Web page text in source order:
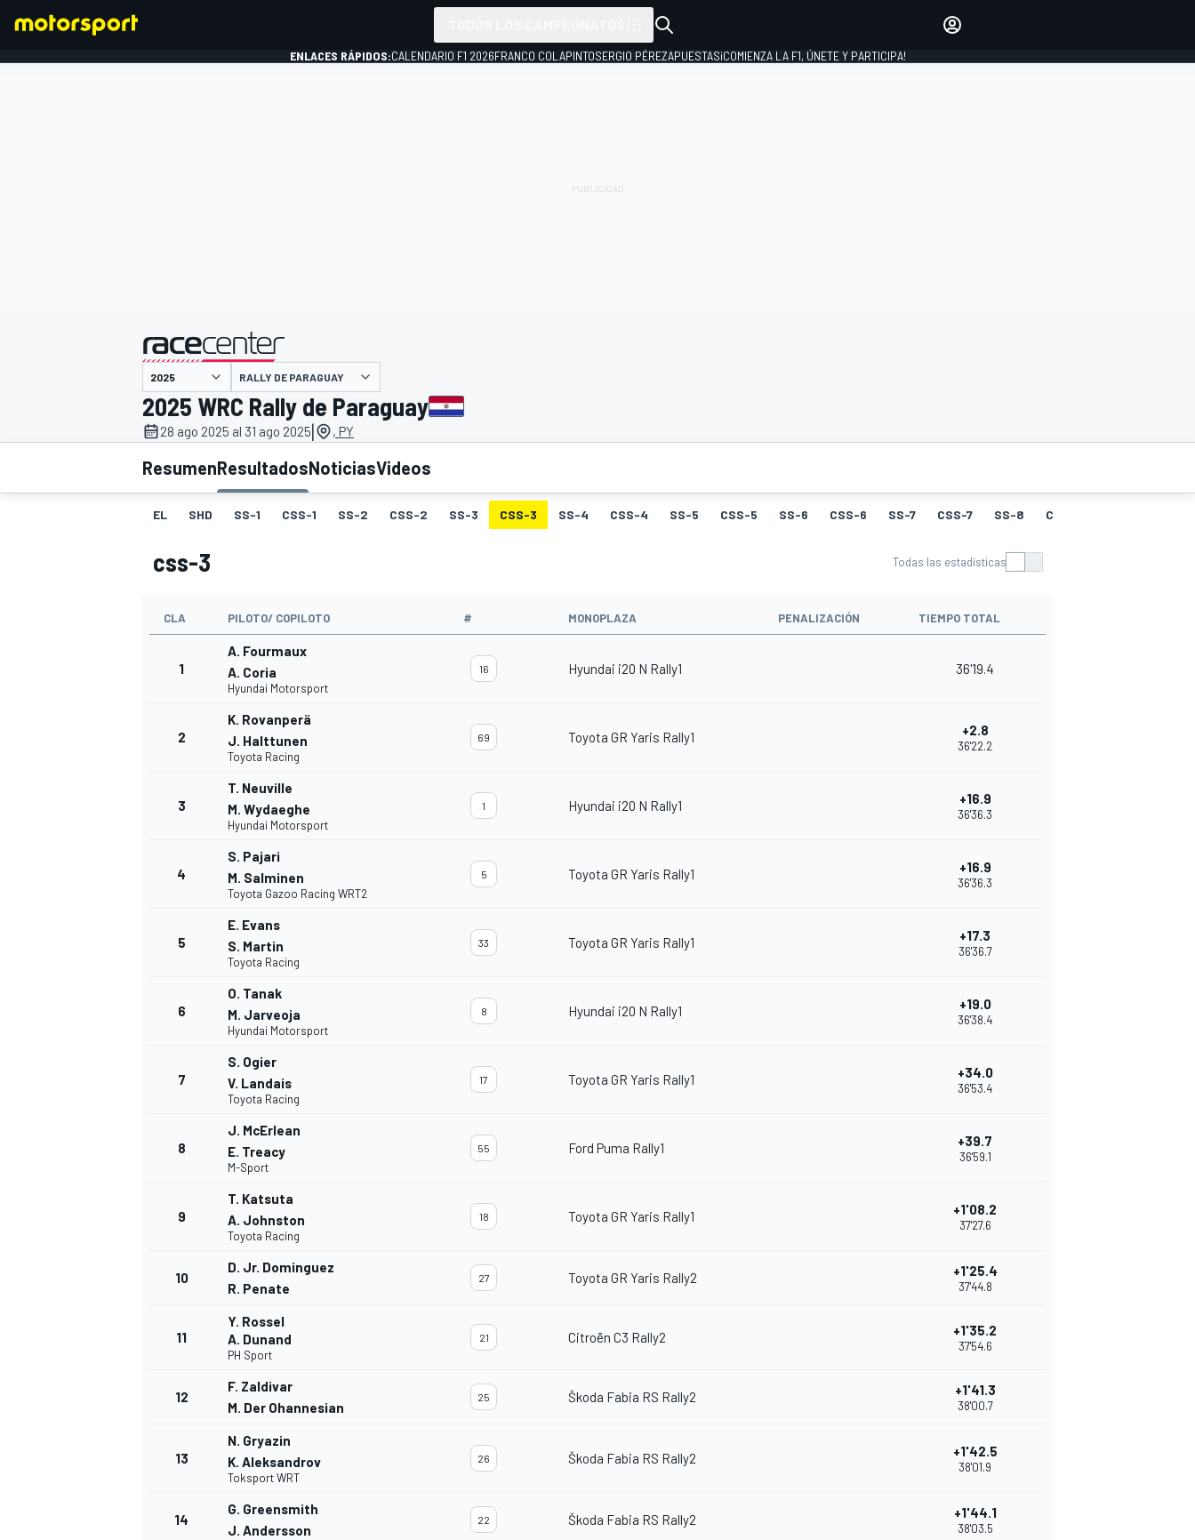
INDYCAR
FÓRMULA E
INICIAR SESIÓN
ENLACES RÁPIDOS:CALENDARIO F1 2026FRANCO COLAPINTOSERGIO PÉREZAPUESTAS¡COMIENZA LA F1, ÚNETE Y PARTICIPA!
presentado por
RALLY DE PARAGUAY
2025 WRC Rally de Paraguay
28 ago 2025 al 31 ago 2025| , PY
ResumenResultadosNoticiasVideos
EL SHD SS-1 CSS-1 SS-2 CSS-2 SS-3 CSS-3 SS-4 CSS-4 SS-5 CSS-5 SS-6 CSS-6 SS-7 CSS-7 SS-8 CSS-8
css-3 Todas las estadísticas
CLA PILOTO/ COPILOTO # MONOPLAZA PENALIZACIÓN TIEMPO TOTAL
1
A. Fourmaux
A. Coria
Hyundai Motorsport
16 Hyundai i20 N Rally1 36'19.4
2
K. Rovanperä
J. Halttunen
Toyota Racing
69 Toyota GR Yaris Rally1 +2.8
36'22.2
3
T. Neuville
M. Wydaeghe
Hyundai Motorsport
1 Hyundai i20 N Rally1 +16.9
36'36.3
4
S. Pajari
M. Salminen
Toyota Gazoo Racing WRT2
5 Toyota GR Yaris Rally1 +16.9
36'36.3
5
E. Evans
S. Martin
Toyota Racing
33 Toyota GR Yaris Rally1 +17.3
36'36.7
6
O. Tanak
M. Jarveoja
Hyundai Motorsport
8 Hyundai i20 N Rally1 +19.0
36'38.4
7
S. Ogier
V. Landais
Toyota Racing
17 Toyota GR Yaris Rally1 +34.0
36'53.4
8
J. McErlean
E. Treacy
M-Sport
55 Ford Puma Rally1 +39.7
36'59.1
9
T. Katsuta
A. Johnston
Toyota Racing
18 Toyota GR Yaris Rally1 +1'08.2
37'27.6
10
D. Jr. Dominguez
R. Penate
27 Toyota GR Yaris Rally2 +1'25.4
37'44.8
11
Y. Rossel
A. Dunand
PH Sport
21 Citroën C3 Rally2 +1'35.2
37'54.6
12
F. Zaldivar
M. Der Ohannesian
25 Škoda Fabia RS Rally2 +1'41.3
38'00.7
13
N. Gryazin
K. Aleksandrov
Toksport WRT
26 Škoda Fabia RS Rally2 +1'42.5
38'01.9
14
G. Greensmith
J. Andersson
22 Škoda Fabia RS Rally2 +1'44.1
38'03.5